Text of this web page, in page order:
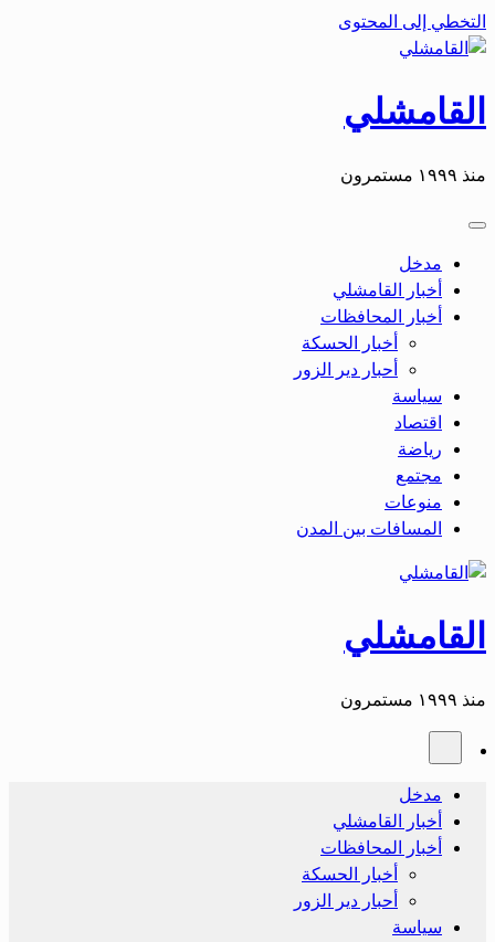
التخطي إلى المحتوى
القامشلي
منذ ١٩٩٩ مستمرون
مدخل
أخبار القامشلي
أخبار المحافظات
أخبار الحسكة
أحبار دير الزور
سياسة
اقتصاد
رياضة
مجتمع
منوعات
المسافات بين المدن
القامشلي
منذ ١٩٩٩ مستمرون
مدخل
أخبار القامشلي
أخبار المحافظات
أخبار الحسكة
أحبار دير الزور
سياسة